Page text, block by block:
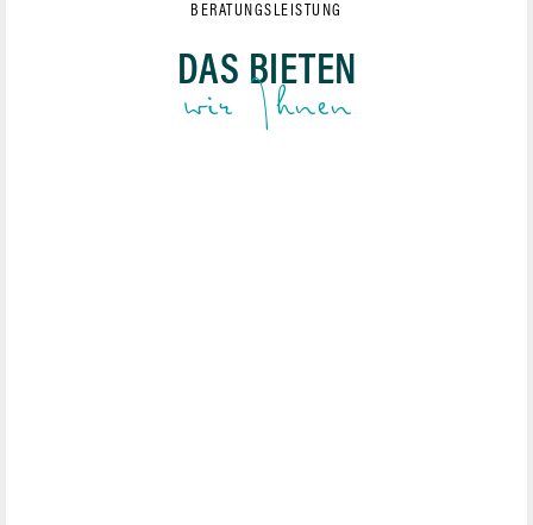
BERATUNGSLEISTUNG
DAS BIETEN
wir Ihnen